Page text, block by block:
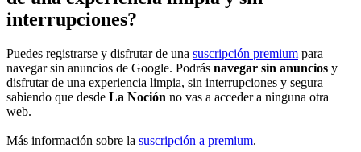
interrupciones?
Puedes registrarse y disfrutar de una suscripción premium para
navegar sin anuncios de Google. Podrás navegar sin anuncios y
disfrutar de una experiencia limpia, sin interrupciones y segura
sabiendo que desde La Noción no vas a acceder a ninguna otra
web.
Más información sobre la suscripción a premium.